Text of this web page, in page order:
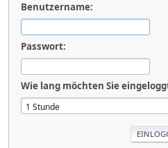
Benutzername:
Passwort:
Wie lang möchten Sie